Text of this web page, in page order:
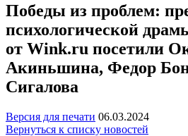
Победы из проблем:
психологической
от Wink.ru посетили
Акиньшина, Федор
Сигалова
Версия для печати 06.03.2024
Вернуться к списку новостей